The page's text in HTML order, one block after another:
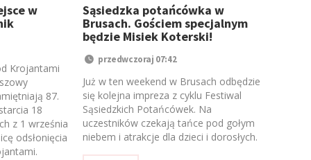
w
Krojantami
87.
18
z 1 września
odsłonięcia
Sąsiedzka potańcówka w
Brusach. Gościem specjalnym
będzie Misiek Koterski!
przedwczoraj 07:42
Już w ten weekend w Brusach odbędzie
się kolejna impreza z cyklu Festiwal
Sąsiedzkich Potańcówek. Na
uczestników czekają tańce pod gołym
niebem i atrakcje dla dzieci i dorosłych.